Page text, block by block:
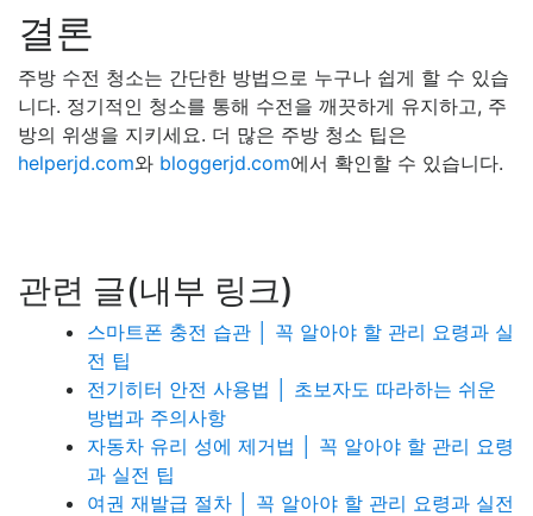
결론
주방 수전 청소는 간단한 방법으로 누구나 쉽게 할 수 있습
니다. 정기적인 청소를 통해 수전을 깨끗하게 유지하고, 주
방의 위생을 지키세요. 더 많은 주방 청소 팁은
helperjd.com와 bloggerjd.com에서 확인할 수 있습니다.
관련 글(내부 링크)
스마트폰 충전 습관 │ 꼭 알아야 할 관리 요령과 실
전 팁
전기히터 안전 사용법 │ 초보자도 따라하는 쉬운
방법과 주의사항
자동차 유리 성에 제거법 │ 꼭 알아야 할 관리 요령
과 실전 팁
여권 재발급 절차 │ 꼭 알아야 할 관리 요령과 실전